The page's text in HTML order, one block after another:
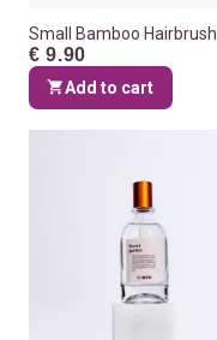
Small Bamboo Hairbrush
€ 9.90
Add to cart